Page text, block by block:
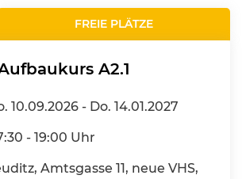
FREIE PLÄTZE
A2.1
10.09.2026 - Do. 14.01.2027
- 19:00 Uhr
Amtsgasse 11, neue VHS,